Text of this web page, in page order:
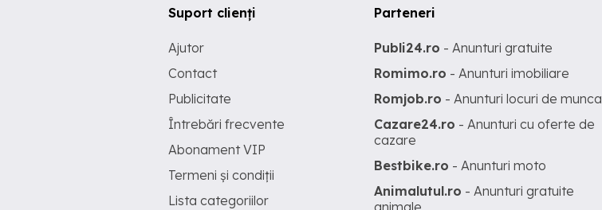
Suport clienți
Ajutor
Contact
Publicitate
Întrebări frecvente
Abonament VIP
Termeni și condiții
Lista categoriilor
Parteneri
Publi24.ro - Anunturi gratuite
Romimo.ro - Anunturi imobiliare
Romjob.ro - Anunturi locuri de munca
Cazare24.ro - Anunturi cu oferte de
cazare
Bestbike.ro - Anunturi moto
Animalutul.ro - Anunturi gratuite
animale